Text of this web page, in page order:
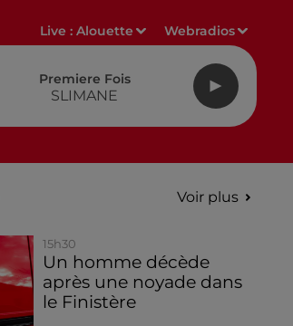
Live :Alouette Webradios
Premiere Fois
SLIMANE
Voir plus
15h30
Un homme décède
après une noyade dans
le Finistère